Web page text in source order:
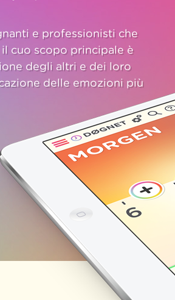
e professionisti che
cuo scopo principale è
degli altri e dei loro
delle emozioni più